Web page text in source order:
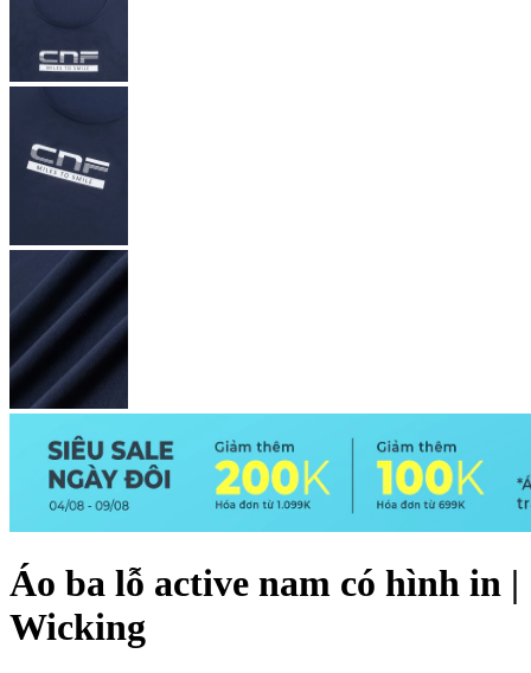
Áo ba lỗ active nam có hình in |
Wicking